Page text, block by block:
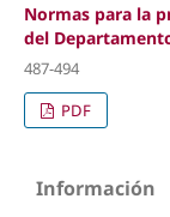
Normas para la
del
487-494
PDF
Información